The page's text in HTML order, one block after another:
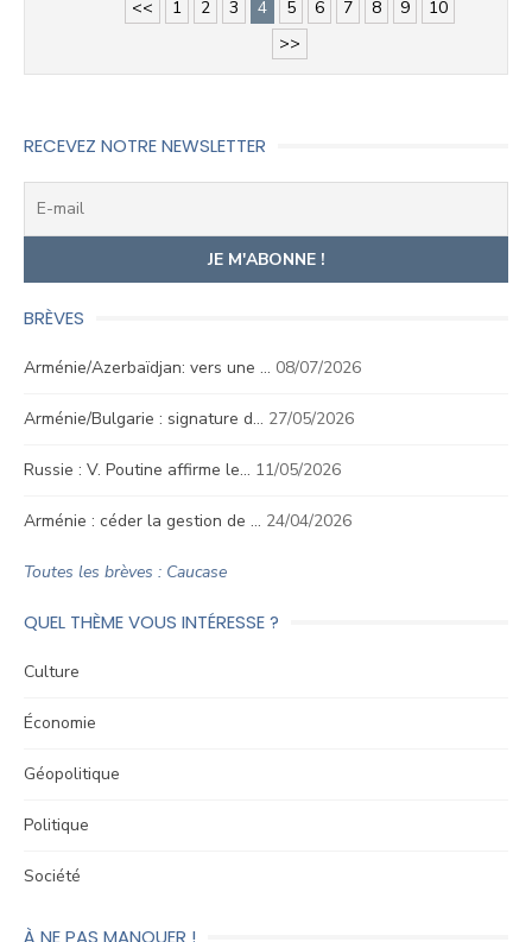
<< 1 2 3 4 5 6 7 8 9
10
>>
RECEVEZ NOTRE NEWSLETTER
BRÈVES
Arménie/Azerbaïdjan: vers une … 08/07/2026
Arménie/Bulgarie : signature d… 27/05/2026
Russie : V. Poutine affirme le… 11/05/2026
Arménie : céder la gestion de … 24/04/2026
Toutes les brèves : Caucase
QUEL THÈME VOUS INTÉRESSE ?
Culture
Économie
Géopolitique
Politique
Société
À NE PAS MANQUER !